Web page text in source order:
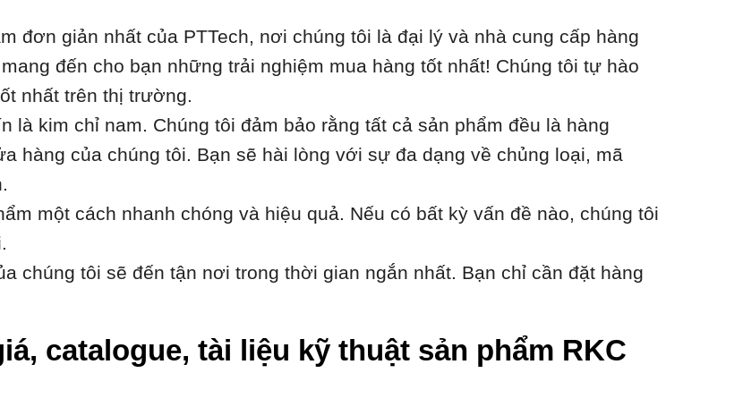
đơn giản nhất của PTTech, nơi chúng tôi là đại lý và nhà cung cấp hàng
đến cho bạn những trải nghiệm mua hàng tốt nhất! Chúng tôi tự hào
nhất trên thị trường.
là kim chỉ nam. Chúng tôi đảm bảo rằng tất cả sản phẩm đều là hàng
hàng của chúng tôi. Bạn sẽ hài lòng với sự đa dạng về chủng loại, mã
một cách nhanh chóng và hiệu quả. Nếu có bất kỳ vấn đề nào, chúng tôi
chúng tôi sẽ đến tận nơi trong thời gian ngắn nhất. Bạn chỉ cần đặt hàng
catalogue, tài liệu kỹ thuật sản phẩm RKC